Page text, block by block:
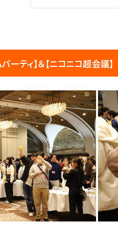
ティ】＆【ニコニコ超会議】